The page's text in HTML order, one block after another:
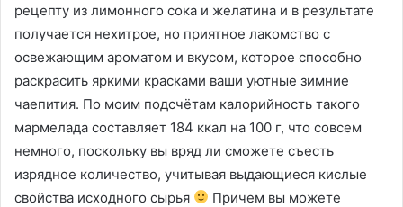
рецепту из лимонного сока и желатина и в результате
получается нехитрое, но приятное лакомство с
освежающим ароматом и вкусом, которое способно
раскрасить яркими красками ваши уютные зимние
чаепития. По моим подсчётам калорийность такого
мармелада составляет 184 ккал на 100 г, что совсем
немного, поскольку вы вряд ли сможете съесть
изрядное количество, учитывая выдающиеся кислые
свойства исходного сырья
Причем вы можете